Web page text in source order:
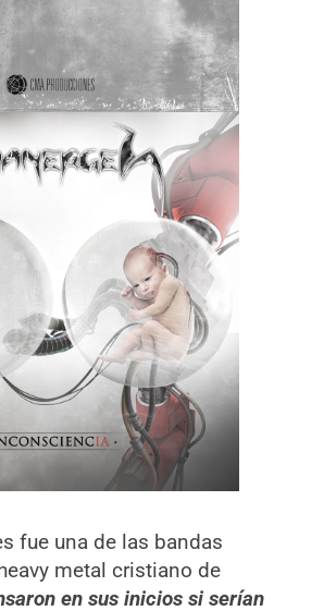
fue una de las bandas
metal cristiano de
en sus inicios si serían